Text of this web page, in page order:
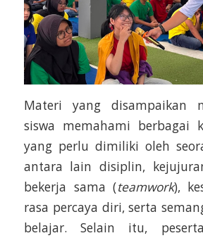
Materi yang disampaikan
siswa memahami berbagai
yang perlu dimiliki oleh
antara lain disiplin,
bekerja sama (teamwork),
rasa percaya diri, serta
belajar. Selain itu,